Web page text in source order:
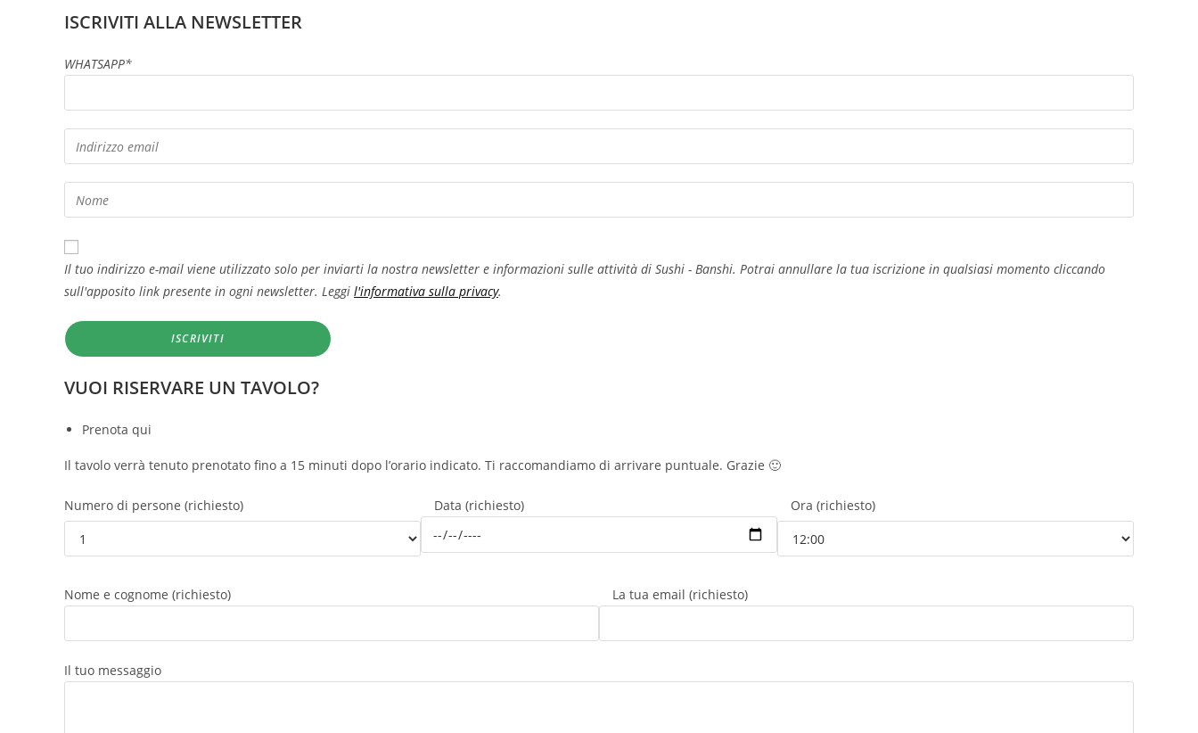
sul
ISCRIVITI ALLA NEWSLETTER
WHATSAPP*
Il tuo indirizzo e-mail viene utilizzato solo per inviarti la nostra newsletter e informazioni sulle attività di Sushi - Banshi. Potrai annullare la tua iscrizione in qualsiasi momento cliccando
sull'apposito link presente in ogni newsletter. Leggi l'informativa sulla privacy.
VUOI RISERVARE UN TAVOLO?
Prenota qui
Il tavolo verrà tenuto prenotato fino a 15 minuti dopo l’orario indicato. Ti raccomandiamo di arrivare puntuale. Grazie 🙂
Numero di persone (richiesto) Data (richiesto) Ora (richiesto)
Nome e cognome (richiesto) La tua email (richiesto)
Il tuo messaggio